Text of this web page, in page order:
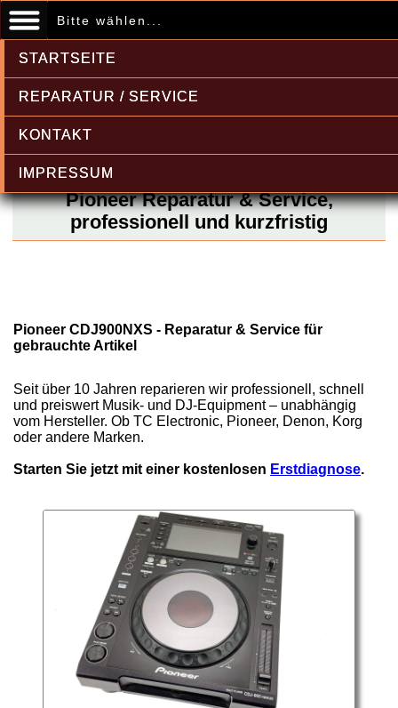
Bitte wählen...
STARTSEITE
REPARATUR / SERVICE
KONTAKT
IMPRESSUM
Pioneer Reparatur & Service,
professionell und kurzfristig
Pioneer CDJ900NXS - Reparatur & Service für
gebrauchte Artikel
Seit über 10 Jahren reparieren wir professionell, schnell
und preiswert Musik- und DJ-Equipment – unabhängig
vom Hersteller. Ob TC Electronic, Pioneer, Denon, Korg
oder andere Marken.
Starten Sie jetzt mit einer kostenlosen Erstdiagnose.